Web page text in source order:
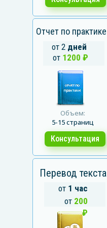
Отчет по практике
Объем:
5-15 страниц
Консультация
Перевод текста
от 2 дней
от 1200 ₽
от 1 час
от 200
₽